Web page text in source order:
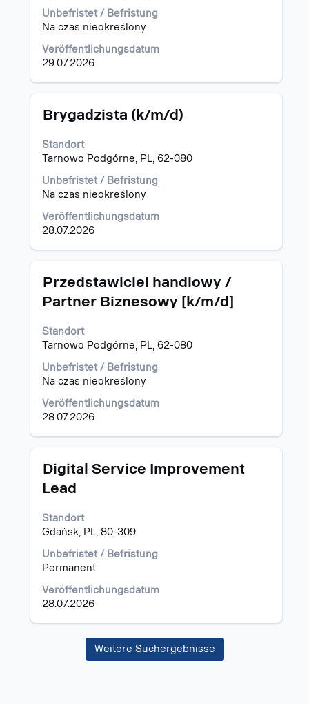
Unbefristet / Befristung
Na czas nieokreślony
Veröffentlichungsdatum
29.07.2026
Stelleninformationen
vollständig
Stellenbezeichnung
Brygadzista (k/m/d)
Standort
Tarnowo Podgórne, PL, 62-080
Unbefristet / Befristung
Na czas nieokreślony
Veröffentlichungsdatum
28.07.2026
Drücken
die
Leertaste,
die
Stelleninformationen
anzuzeigen.
Stellenbezeichnung
Przedstawiciel handlowy /
Partner Biznesowy [k/m/d]
Standort
Tarnowo Podgórne, PL, 62-080
Unbefristet / Befristung
Na czas nieokreślony
Veröffentlichungsdatum
28.07.2026
Drücken
die
um
die
Stelleninformationen
vollständig
Stellenbezeichnung
Digital Service Improvement
Lead
Standort
Gdańsk, PL, 80-309
Unbefristet / Befristung
Permanent
Veröffentlichungsdatum
28.07.2026
Drücken
die
um
die
Stelleninformationen
vollständig
Weitere Suchergebnisse